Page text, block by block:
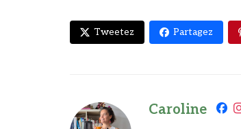
Tweetez Partagez
Caroline